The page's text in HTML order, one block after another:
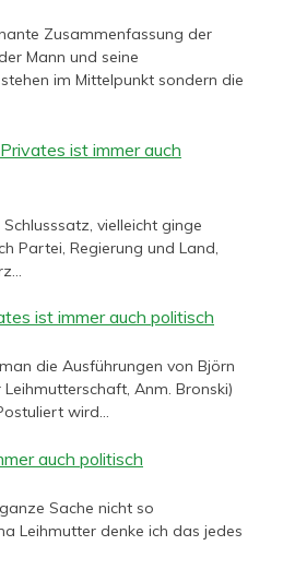
Zusammenfassung der
Mann und seine
im Mittelpunkt sondern die
Privates ist immer auch
vielleicht ginge
Partei, Regierung und Land,
ist immer auch politisch
die Ausführungen von Björn
Anm. Bronski)
wird…
auch politisch
Sache nicht so
Leihmutter denke ich das jedes